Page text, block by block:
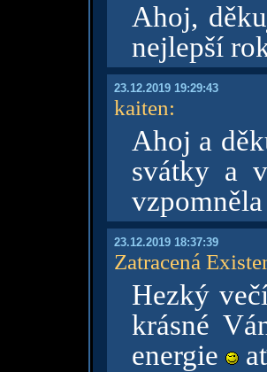
Ahoj,
nejlepší
23.12.2019 19:29:43
kaiten:
Ahoj a
svátky a
vzpomněla
23.12.2019 18:37:39
Zatracená
Hezký
krásné
energie
ať